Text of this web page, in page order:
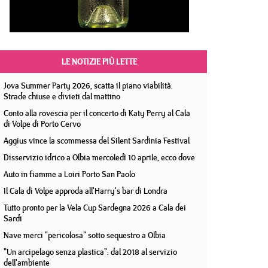
LE NOTIZIE PIÙ LETTE
Jova Summer Party 2026, scatta il piano viabilità.
Strade chiuse e divieti dal mattino
Conto alla rovescia per il concerto di Katy Perry al Cala
di Volpe di Porto Cervo
Aggius vince la scommessa del Silent Sardinia Festival
Disservizio idrico a Olbia mercoledì 10 aprile, ecco dove
Auto in fiamme a Loiri Porto San Paolo
Il Cala di Volpe approda all'Harry's bar di Londra
Tutto pronto per la Vela Cup Sardegna 2026 a Cala dei
Sardi
Nave merci "pericolosa" sotto sequestro a Olbia
"Un arcipelago senza plastica": dal 2018 al servizio
dell'ambiente